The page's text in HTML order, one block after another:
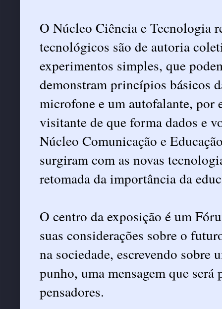
O Núcleo Ciência e Tecnologia
tecnológicos são de autoria
experimentos simples, que
demonstram princípios básicos
microfone e um autofalante, por
visitante de que forma dados e
Núcleo Comunicação e
surgiram com as novas
retomada da importância da
O centro da exposição é um
suas considerações sobre o
na sociedade, escrevendo sobre
punho, uma mensagem que
pensadores.